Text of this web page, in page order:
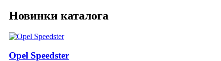
Новинки каталога
Opel Speedster